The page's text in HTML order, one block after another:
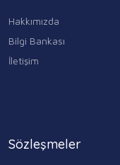
Hakkımızda
Bilgi Bankası
İletişim
Sözleşmeler